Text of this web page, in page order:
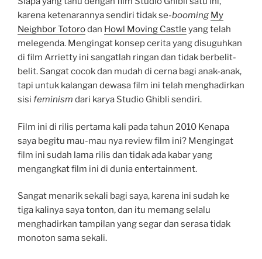
karena ketenarannya sendiri tidak se-booming My
Neighbor Totorodan Howl Moving Castle yang telah
melegenda. Mengingat konsep cerita yang disuguhkan
di film Arrietty ini sangatlah ringan dan tidak berbelit-
belit. Sangat cocok dan mudah di cerna bagi anak-anak,
tapi untuk kalangan dewasa film ini telah menghadirkan
sisi feminism dari karya Studio Ghibli sendiri.
Film ini di rilis pertama kali pada tahun 2010 Kenapa
saya begitu mau-mau nya review film ini? Mengingat
film ini sudah lama rilis dan tidak ada kabar yang
mengangkat film ini di dunia entertainment.
Sangat menarik sekali bagi saya, karena ini sudah ke
tiga kalinya saya tonton, dan itu memang selalu
menghadirkan tampilan yang segar dan serasa tidak
monoton sama sekali.